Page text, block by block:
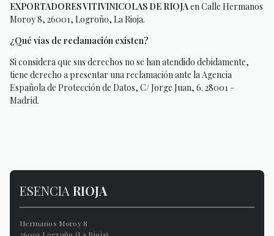
EXPORTADORES VITIVINICOLAS DE RIOJAen Calle Hermanos
Moroy 8, 26001, Logroño, La Rioja.
¿Qué vías de reclamación existen?
Si considera que sus derechos no se han atendido debidamente,
tiene derecho a presentar una reclamación ante la Agencia
Española de Protección de Datos, C/ Jorge Juan, 6. 28001 –
Madrid.
ESENCIA RIOJA
Hermanos Moroy 8